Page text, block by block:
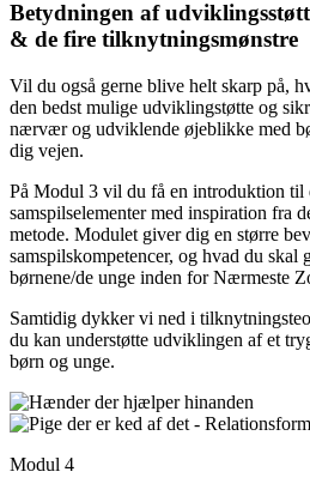
Betydningen af
& de fire tilknytningsmønstre
Vil du også gerne blive helt skarp på,
den bedst mulige udviklingstøtte og
nærvær og udviklende øjeblikke med
dig vejen.
På Modul 3 vil du få en introduktion til
samspilselementer med inspiration fra
metode. Modulet giver dig en større
samspilskompetencer, og hvad du skal
børnene/de unge inden for Nærmeste
Samtidig dykker vi ned i
du kan understøtte udviklingen af et
børn og unge.
Modul 4